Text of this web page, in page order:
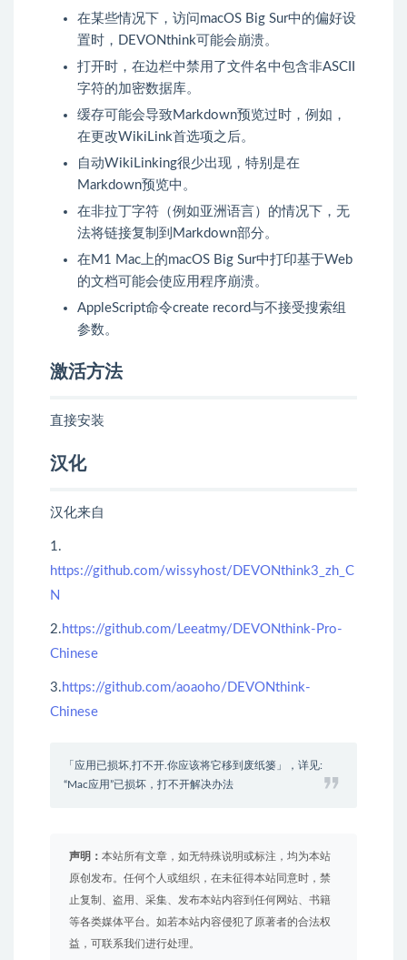
在某些情况下，访问macOS Big Sur中的偏好设
置时，DEVONthink可能会崩溃。
打开时，在边栏中禁用了文件名中包含非ASCII
字符的加密数据库。
缓存可能会导致Markdown预览过时，例如，
在更改WikiLink首选项之后。
自动WikiLinking很少出现，特别是在
Markdown预览中。
在非拉丁字符（例如亚洲语言）的情况下，无
法将链接复制到Markdown部分。
在M1 Mac上的macOS Big Sur中打印基于Web
的文档可能会使应用程序崩溃。
AppleScript命令create record与不接受搜索组
参数。
激活方法
直接安装
汉化
汉化来自
1.
https://github.com/wissyhost/DEVONthink3_zh_C
N
2. https://github.com/Leeatmy/DEVONthink-Pro-
Chinese
3. https://github.com/aoaoho/DEVONthink-
Chinese
「应用已损坏,打不开.你应该将它移到废纸篓」，详见:
“Mac应用”已损坏，打不开解决办法
声明： 本站所有文章，如无特殊说明或标注，均为本站
原创发布。任何个人或组织，在未征得本站同意时，禁
止复制、盗用、采集、发布本站内容到任何网站、书籍
等各类媒体平台。如若本站内容侵犯了原著者的合法权
益，可联系我们进行处理。